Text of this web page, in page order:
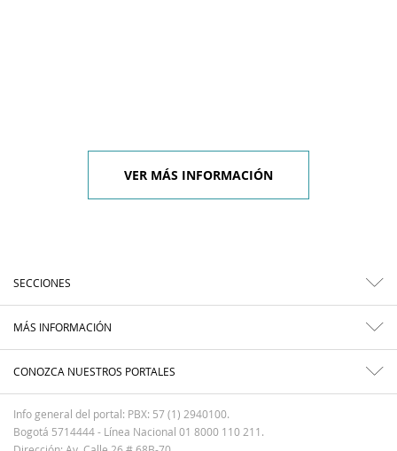
VER MÁS INFORMACIÓN
SECCIONES
MÁS INFORMACIÓN
CONOZCA NUESTROS PORTALES
Info general del portal: PBX: 57 (1) 2940100.
Bogotá 5714444 - Línea Nacional 01 8000 110 211.